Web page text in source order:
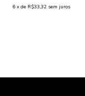
6 x de R$33,32 sem juros